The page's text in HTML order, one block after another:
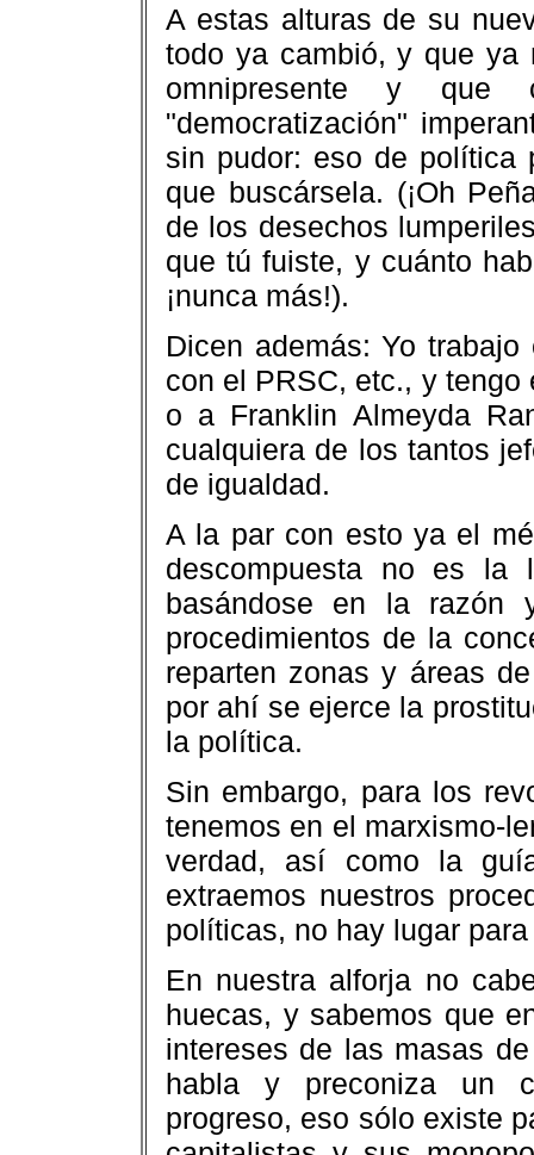
A estas alturas de su
todo ya cambió, y que ya
omnipresente y
"democratización"
sin pudor: eso de política
que buscársela. (¡Oh
de los desechos
que tú fuiste, y cuánto
¡nunca más!).
Dicen además: Yo
con el PRSC, etc., y
o a Franklin Almeyda
cualquiera de los tantos
de igualdad.
A la par con esto ya el
descompuesta no es la
basándose en la razón
procedimientos de la
reparten zonas y áreas
por ahí se ejerce la
la política.
Sin embargo, para los
tenemos en el marxismo-
verdad, así como la
extraemos nuestros
políticas, no hay lugar
En nuestra alforja no
huecas, y sabemos que
intereses de las masas
habla y preconiza un
progreso, eso sólo existe